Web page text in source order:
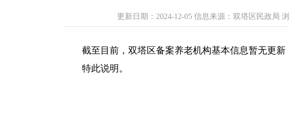
更新日期：2024-12-05 信息来源：双塔区民政局 浏
截至目前，双塔区备案养老机构基本信息暂无更新
特此说明。